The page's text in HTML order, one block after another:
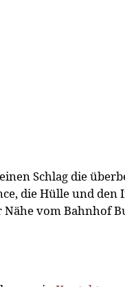
Schlag die
die Hülle und den
vom Bahnhof